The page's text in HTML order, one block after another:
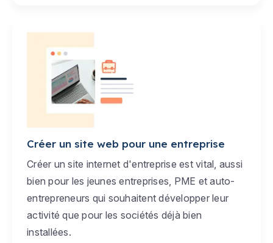
Créer un site web pour une entreprise
Créer un site internet d'entreprise est vital, aussi
bien pour les jeunes entreprises, PME et auto-
entrepreneurs qui souhaitent développer leur
activité que pour les sociétés déjà bien
installées.